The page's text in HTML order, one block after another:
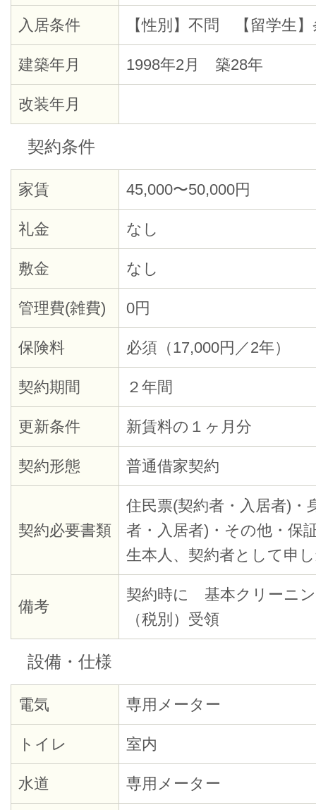
入居条件 【性別】不問 【留学生
建築年月 1998年2月 築28年
改装年月
契約条件
家賃 45,000〜50,000円
礼金 なし
敷金 なし
管理費(雑費) 0円
保険料 必須（17,000円／2年）
契約期間 ２年間
更新条件 新賃料の１ヶ月分
契約形態 普通借家契約
契約必要書類
住民票(契約者・入居者)・
者・入居者)・その他・保
生本人、契約者として申
備考
契約時に 基本クリーニ
（税別）受領
設備・仕様
電気 専用メーター
トイレ 室内
水道 専用メーター